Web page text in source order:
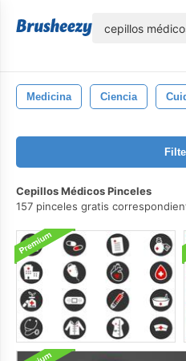
Medicina Ciencia
Cepillos Médicos Pinceles
157 pinceles gratis